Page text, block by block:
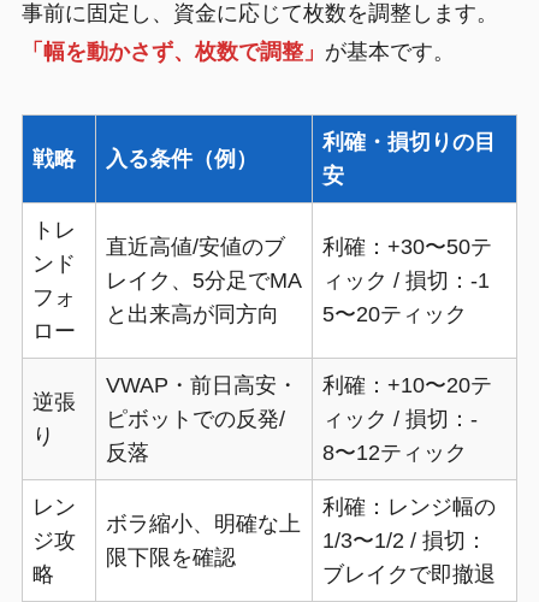
事前に固定し、資金に応じて枚数を調整します。
「幅を動かさず、枚数で調整」 が基本です。
戦略 入る条件（例）
利確・損切りの目
安
トレ
ンド
フォ
ロー
直近高値/安値のブ
レイク、5分足でMA
と出来高が同方向
利確：+30〜50テ
ィック / 損切：-1
5〜20ティック
逆張
り
VWAP・前日高安・
ピボットでの反発/
反落
利確：+10〜20テ
ィック / 損切：-
8〜12ティック
レン
ジ攻
略
ボラ縮小、明確な上
限下限を確認
利確：レンジ幅の
1/3〜1/2 / 損切：
ブレイクで即撤退